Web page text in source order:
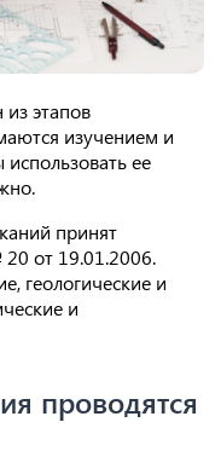
этапов
изучением и
ее
принят
от 19.01.2006.
геологические и
и
проводятся